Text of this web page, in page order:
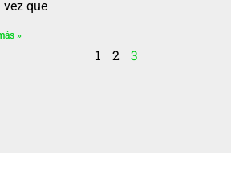
vez que
»
1 2 3